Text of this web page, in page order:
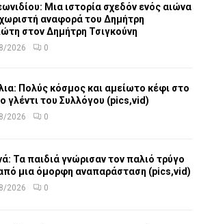
Μια ιστορία σχεδόν ενός αιώνα
αναφορά του Δημήτρη
στον Δημήτρη Τσιγκούνη
2026 0
Πολύς κόσμος και αμείωτο κέφι στο
γλέντι του Συλλόγου (pics,vid)
2026 0
Τα παιδιά γνώρισαν τον παλιό τρύγο
μια όμορφη αναπαράσταση (pics,vid)
2026 0